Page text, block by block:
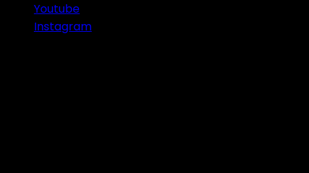
Youtube
Instagram